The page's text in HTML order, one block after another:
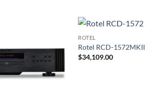
ROTEL
Rotel RCD-1572MKII
$34,109.00